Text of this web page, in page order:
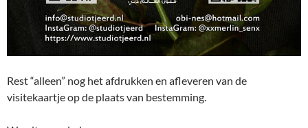
Rest “alleen” nog het afdrukken en afleveren van de
visitekaartje op de plaats van bestemming.